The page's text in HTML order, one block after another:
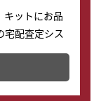
キットにお品
宅配査定シス
が可能で